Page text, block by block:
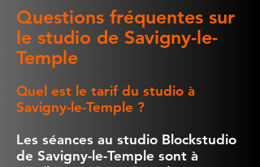
Questions fréquentes sur
le studio de Savigny-le-
Temple
Quel est le tarif du studio à
Savigny-le-Temple ?
Les séances au studio Blockstudio
de Savigny-le-Temple sont à